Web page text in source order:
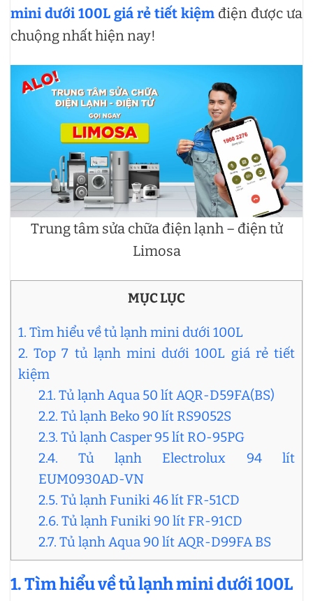
mini dưới 100L giá rẻ tiết kiệm điện được ưa
chuộng nhất hiện nay!
Trung tâm sửa chữa điện lạnh – điện tử
Limosa
MỤC LỤC
1. Tìm hiểu về tủ lạnh mini dưới 100L
2. Top 7 tủ lạnh mini dưới 100L giá rẻ tiết
kiệm
2.1. Tủ lạnh Aqua 50 lít AQR-D59FA(BS)
2.2. Tủ lạnh Beko 90 lít RS9052S
2.3. Tủ lạnh Casper 95 lít RO-95PG
2.4. Tủ lạnh Electrolux 94 lít
EUM0930AD-VN
2.5. Tủ lạnh Funiki 46 lít FR-51CD
2.6. Tủ lạnh Funiki 90 lít FR-91CD
2.7. Tủ lạnh Aqua 90 lít AQR-D99FA BS
1. Tìm hiểu về tủ lạnh mini dưới 100L